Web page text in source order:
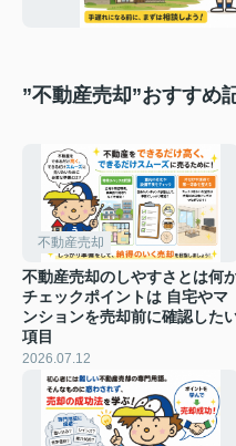
”不動産売却”おすすめ
不動産売却
不動産売却のしやすさとは何
チェックポイントは 自宅やマ
ンションを売却前に確認した
項目
2026.07.12